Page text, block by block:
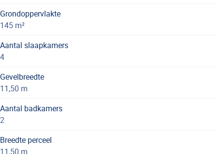
Grondoppervlakte
145 m²
Aantal slaapkamers
4
Gevelbreedte
11,50 m
Aantal badkamers
2
Breedte perceel
11,50 m